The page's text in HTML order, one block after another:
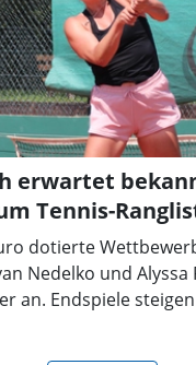
erwartet
Tennis-
dotierte
Nedelko und
an. Endspiele